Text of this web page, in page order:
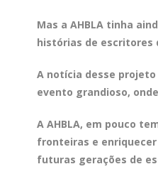
Mas a AHBLA tinha
histórias de escritores
A notícia desse
evento grandioso,
A AHBLA, em pouco
fronteiras e
futuras gerações de